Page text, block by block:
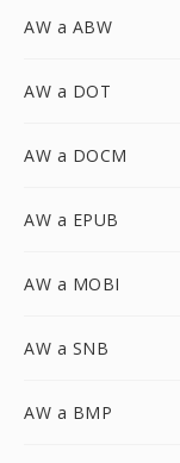
AW a ABW
AW a DOT
AW a DOCM
AW a EPUB
AW a MOBI
AW a SNB
AW a BMP